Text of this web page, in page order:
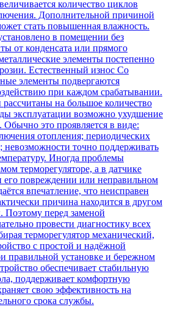
количество циклов
Дополнительной причиной
стать повышенная влажность.
в помещении без
от конденсата или прямого
элементы постепенно
Естественный износ Со
элементы подвергаются
при каждом срабатывании.
рассчитаны на большое количество
эксплуатации возможно ухудшение
Обычно это проявляется в виде:
отопления; периодических
невозможности точно поддерживать
Иногда проблемы
терморегуляторе, а в датчике
его повреждении или неправильном
впечатление, что неисправен
причина находится в другом
Поэтому перед заменой
провести диагностику всех
терморегулятор механический,
с простой и надёжной
правильной установке и бережном
обеспечивает стабильную
поддерживает комфортную
свою эффективность на
срока службы.